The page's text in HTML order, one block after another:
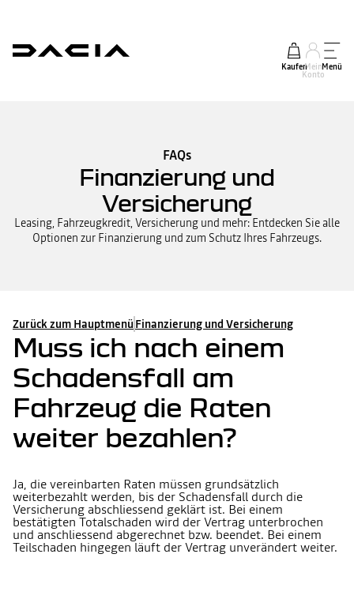
KaufenMein
Konto
Menü
FAQs
Finanzierung und
Versicherung
Leasing, Fahrzeugkredit, Versicherung und mehr: Entdecken Sie alle
Optionen zur Finanzierung und zum Schutz Ihres Fahrzeugs.
Zurück zum Hauptmenü Finanzierung und Versicherung
Muss ich nach einem
Schadensfall am
Fahrzeug die Raten
weiter bezahlen?
Ja, die vereinbarten Raten müssen grundsätzlich
weiterbezahlt werden, bis der Schadensfall durch die
Versicherung abschliessend geklärt ist. Bei einem
bestätigten Totalschaden wird der Vertrag unterbrochen
und anschliessend abgerechnet bzw. beendet. Bei einem
Teilschaden hingegen läuft der Vertrag unverändert weiter.